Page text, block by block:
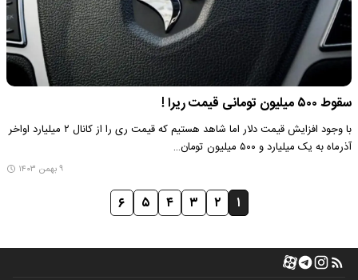
سقوط ۵۰۰ میلیون تومانی قیمت ریرا !
با وجود افزایش قیمت دلار اما شاهد هستیم که قیمت ری را از کانال ۲ میلیارد اواخر
آذرماه به یک میلیارد و ۵۰۰ میلیون تومان…
۹ بهمن ۱۴۰۳
۱ ۲ ۳ ۴ ۵ ۶